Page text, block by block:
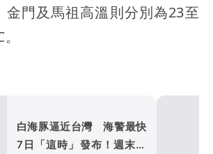
門及馬祖高溫則分別為23至
白海豚逼近台灣 海警最快
7日「這時」發布！週末北